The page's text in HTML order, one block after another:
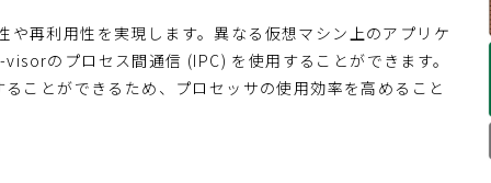
再利用性を実現します。異なる仮想マシン上のアプリケ
のプロセス間通信 (IPC) を使用することができます。
ことができるため、プロセッサの使用効率を高めること